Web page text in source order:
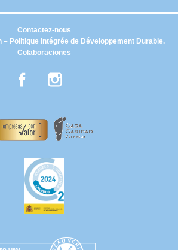
– Politique Intégrée de Développement Durable.
Colaboraciones
Contactez-nous
Facebook